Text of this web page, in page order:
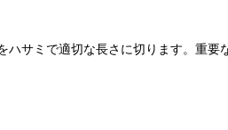
ハサミで適切な長さに切ります。重